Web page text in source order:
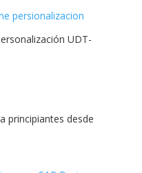
UDT-
principiantes desde